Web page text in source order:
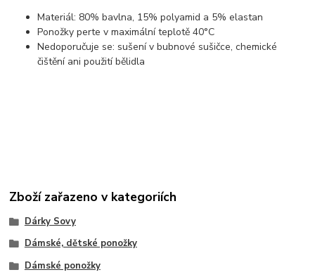
Materiál: 80% bavlna, 15% polyamid a 5% elastan
Ponožky perte v maximální teplotě 40°C
Nedoporučuje se: sušení v bubnové sušičce, chemické
čištění ani použití bělidla
Zboží zařazeno v kategoriích
Dárky Sovy
Dámské, dětské ponožky
Dámské ponožky